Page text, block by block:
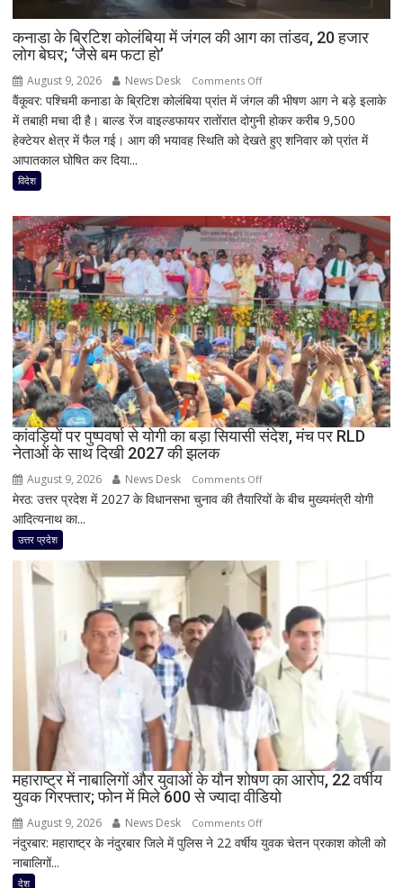
कनाडा के ब्रिटिश कोलंबिया में जंगल की आग का तांडव, 20 हजार
लोग बेघर; ‘जैसे बम फटा हो’
August 9, 2026 News Desk Comments Offon
कनाडा
के
ब्रिटिश
की
आग
का
तांडव,
20
हजार
लोग
बेघर;
‘जैसे
बम
फटा
हो’
वैंकूवर: पश्चिमी कनाडा के ब्रिटिश कोलंबिया प्रांत में जंगल की भीषण आग ने बड़े इलाके
में तबाही मचा दी है। बाल्ड रेंज वाइल्डफायर रातोंरात दोगुनी होकर करीब 9,500
हेक्टेयर क्षेत्र में फैल गई। आग की भयावह स्थिति को देखते हुए शनिवार को प्रांत में
आपातकाल घोषित कर दिया...
विदेश
कांवड़ियों पर पुष्पवर्षा से योगी का बड़ा सियासी संदेश, मंच पर RLD
नेताओं के साथ दिखी 2027 की झलक
August 9, 2026 News Desk Comments Offon
कांवड़ियों
योगी
का
बड़ा
सियासी
संदेश,
मंच
पर
RLD
नेताओं
साथ
दिखी
झलक
मेरठ: उत्तर प्रदेश में 2027 के विधानसभा चुनाव की तैयारियों के बीच मुख्यमंत्री योगी
आदित्यनाथ का...
उत्तर प्रदेश
महाराष्ट्र में नाबालिगों और युवाओं के यौन शोषण का आरोप, 22 वर्षीय
युवक गिरफ्तार; फोन में मिले 600 से ज्यादा वीडियो
August 9, 2026 News Desk Comments Offon
महाराष्ट्र
नंदुरबार: महाराष्ट्र के नंदुरबार जिले में पुलिस ने 22 वर्षीय युवक चेतन प्रकाश कोली को
नाबालिगों...
देश